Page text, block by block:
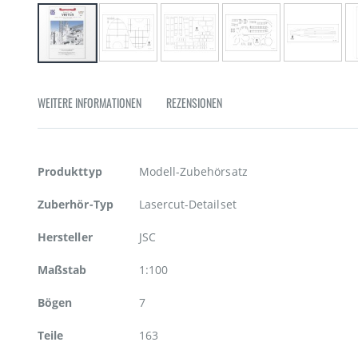
der
springen
WEITERE INFORMATIONEN REZENSIONEN
Weitere
Produkttyp Modell-Zubehörsatz
Zuberhör-Typ Lasercut-Detailset
Hersteller JSC
Maßstab 1:100
Bögen 7
Teile 163